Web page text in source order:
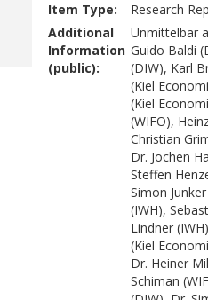
Item Type:
Research
Additional
Information
(public):
Unmittelbar
Guido Baldi
(DIW), Karl
(Kiel
(Kiel
(WIFO),
Christian
Dr. Jochen
Steffen
Simon
(IWH),
Lindner
(Kiel
Dr. Heiner
Schiman